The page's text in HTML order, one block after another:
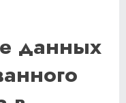
данных